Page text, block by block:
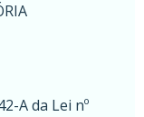
A da Lei nº